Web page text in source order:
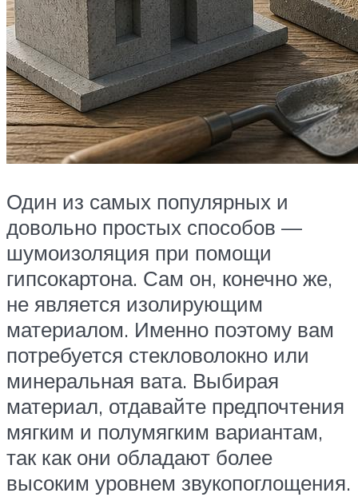
Один из самых популярных и
довольно простых способов —
шумоизоляция при помощи
гипсокартона. Сам он, конечно же,
не является изолирующим
материалом. Именно поэтому вам
потребуется стекловолокно или
минеральная вата. Выбирая
материал, отдавайте предпочтения
мягким и полумягким вариантам,
так как они обладают более
высоким уровнем звукопоглощения.